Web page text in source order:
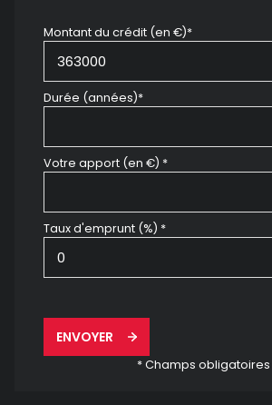
Montant du crédit (en €)*
Durée (années)*
Votre apport (en €) *
Taux d'emprunt (%) *
ENVOYER
* Champs obligatoires